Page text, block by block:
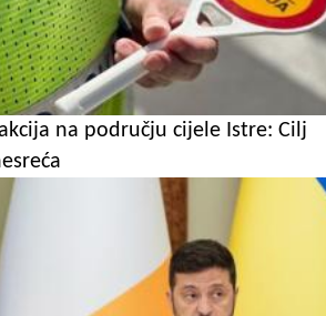
na području cijele Istre: Cilj